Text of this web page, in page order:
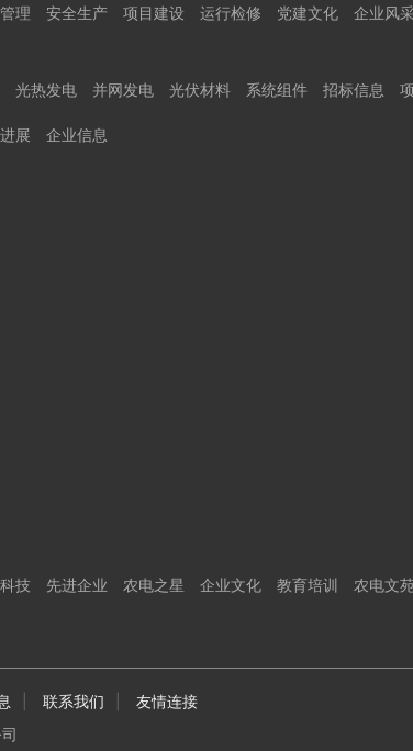
理 安全生产 项目建设 运行检修 党建文化 企业风采
光热发电 并网发电 光伏材料 系统组件 招标信息
展 企业信息
技 先进企业 农电之星 企业文化 教育培训 农电文
联系我们
友情连接